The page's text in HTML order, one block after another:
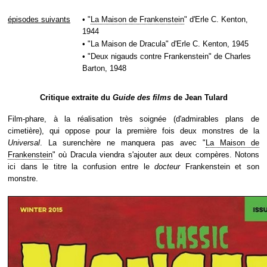
épisodes suivants • " La Maison de Frankenstein" d'Erle C. Kenton,
1944
• "La Maison de Dracula" d'Erle C. Kenton, 1945
• "Deux nigauds contre Frankenstein" de Charles
Barton, 1948
Critique extraite du Guide des filmsde Jean Tulard
Film-phare, à la réalisation très soignée (d'admirables plans de
cimetière), qui oppose pour la première fois deux monstres de la
Universal. La surenchère ne manquera pas avec " La Maison de
Frankenstein" où Dracula viendra s'ajouter aux deux compères. Notons
ici dans le titre la confusion entre ledocteurFrankenstein et son
monstre.